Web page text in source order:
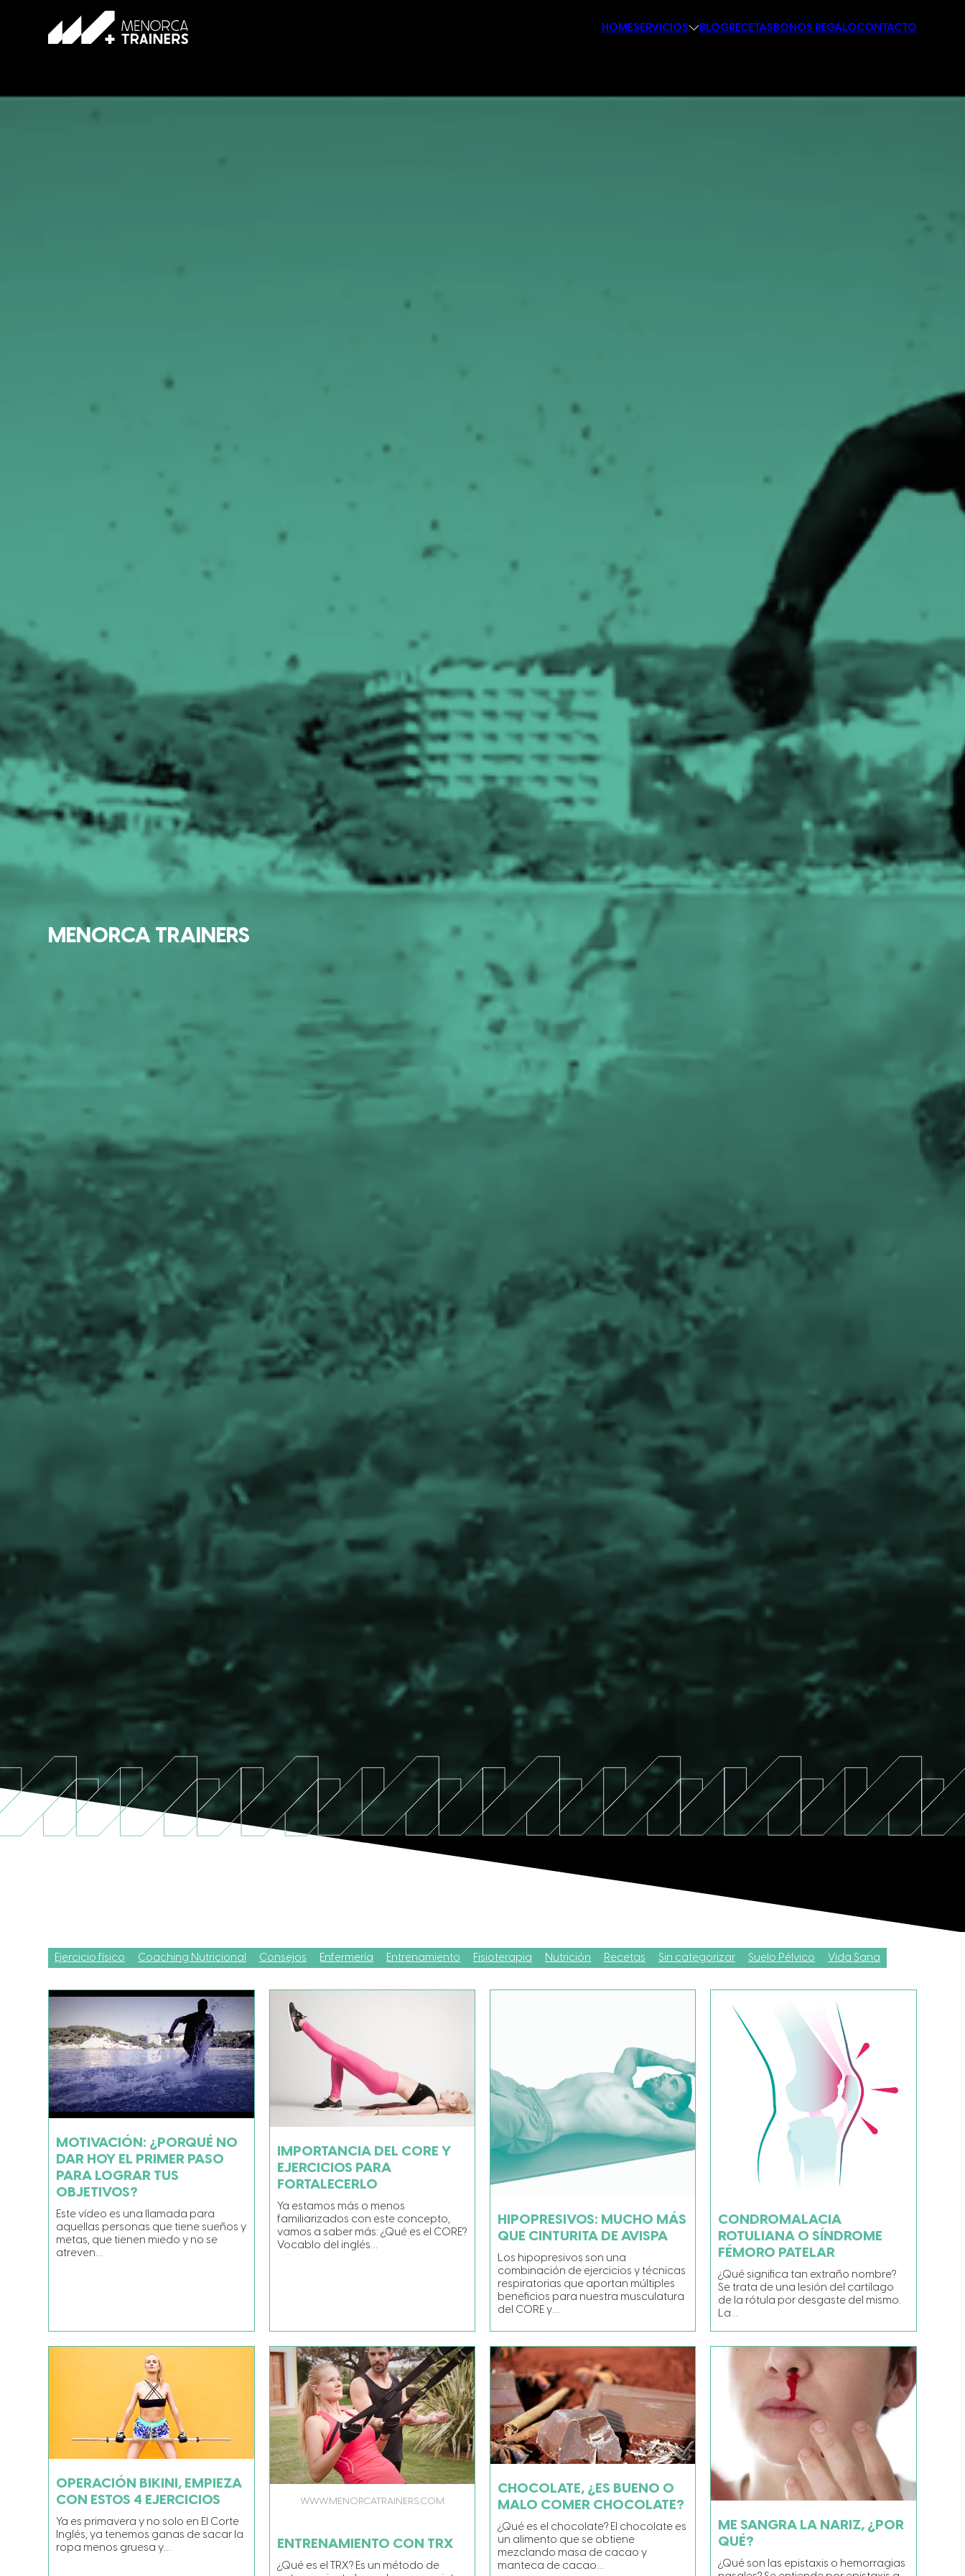
HOMESERVICIOS BLOGRECETAS BONOS REGALOCONTACTO
MENORCA TRAINERS
Ejercicio físico Coaching Nutricional Consejos Enfermería Entrenamiento Fisioterapia Nutrición Recetas Sin categorizar Suelo Pélvico Vida Sana
MOTIVACIÓN: ¿PORQUÉ NO
DAR HOY EL PRIMER PASO
PARA LOGRAR TUS
OBJETIVOS?
Este vídeo es una llamada para
aquellas personas que tiene sueños y
metas, que tienen miedo y no se
atreven…
IMPORTANCIA DEL CORE Y
EJERCICIOS PARA
FORTALECERLO
Ya estamos más o menos
familiarizados con este concepto,
vamos a saber más: ¿Qué es el CORE?
Vocablo del inglés…
HIPOPRESIVOS: MUCHO MÁS
QUE CINTURITA DE AVISPA
Los hipopresivos son una
combinación de ejercicios y técnicas
respiratorias que aportan múltiples
beneficios para nuestra musculatura
del CORE y…
CONDROMALACIA
ROTULIANA O SÍNDROME
FÉMORO PATELAR
¿Qué significa tan extraño nombre?
Se trata de una lesión del cartílago
de la rótula por desgaste del mismo.
La…
OPERACIÓN BIKINI, EMPIEZA
CON ESTOS 4 EJERCICIOS
Ya es primavera y no solo en El Corte
Inglés, ya tenemos ganas de sacar la
ropa menos gruesa y…
WWW.MENORCATRAINERS.COM
ENTRENAMIENTO CON TRX
¿Qué es el TRX? Es un método de
CHOCOLATE, ¿ES BUENO O
MALO COMER CHOCOLATE?
¿Qué es el chocolate? El chocolate es
un alimento que se obtiene
mezclando masa de cacao y
manteca de cacao…
ME SANGRA LA NARIZ, ¿POR
QUÉ?
¿Qué son las epistaxis o hemorragias